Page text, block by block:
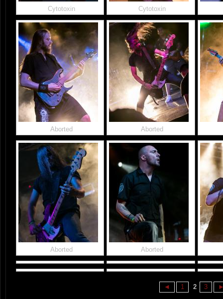
Cytotoxin Cytotoxin
Aborted Aborted
Aborted Aborted
◄ 1 2 3